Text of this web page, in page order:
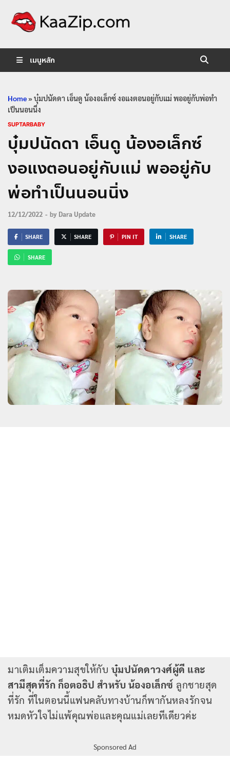
เมนูหลัก
Home»บุ๋มปนัดดา เอ็นดู น้องอเล็กซ์ งอแงตอนอยู่กับแม่ พออยู่กับพ่อทำ
เป็นนอนนิ่ง
SUPTARBABY
บุ๋มปนัดดา เอ็นดู น้องอเล็กซ์
งอแงตอนอยู่กับแม่ พออยู่กับ
พ่อทำเป็นนอนนิ่ง
12/12/2022 - by Dara Update
SHARE SHARE PIN IT SHARE
SHARE
มาเติมเต็มความสุขให้กับ บุ๋มปนัดดาวงศ์ผู้ดี และ
สามีสุดที่รัก ก็อตอธิป สำหรับ น้องอเล็กซ์ ลูกชายสุด
ที่รัก ที่ในตอนนี้แฟนคลับทางบ้านก็พากันหลงรักจน
หมดหัวใจไม่แพ้คุณพ่อและคุณแม่เลยทีเดียวค่ะ
Sponsored Ad